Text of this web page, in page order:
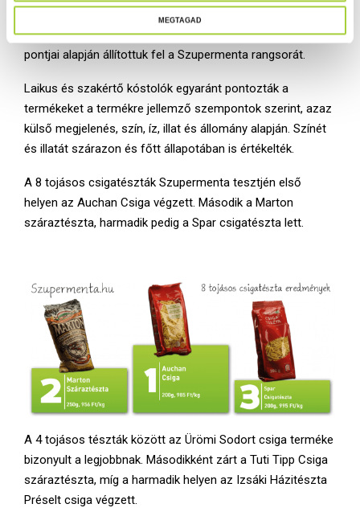
MEGTAGAD
A Szupermenta terméktesztek hagyományaihoz híven
elvégeztük a termékek kedveltségi vizsgálatát is, melynek
pontjai alapján állítottuk fel a Szupermenta rangsorát.
Laikus és szakértő kóstolók egyaránt pontozták a
termékeket a termékre jellemző szempontok szerint, azaz
külső megjelenés, szín, íz, illat és állomány alapján. Színét
és illatát szárazon és főtt állapotában is értékelték.
A 8 tojásos csigatészták Szupermenta tesztjén első
helyen az Auchan Csiga végzett. Második a Marton
száraztészta, harmadik pedig a Spar csigatészta lett.
A 4 tojásos tészták között az Ürömi Sodort csiga terméke
bizonyult a legjobbnak. Másodikként zárt a Tuti Tipp Csiga
száraztészta, míg a harmadik helyen az Izsáki Házitészta
Préselt csiga végzett.